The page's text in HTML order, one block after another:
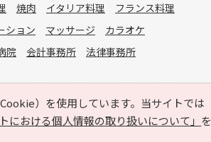
）を使用しています。当サイトでは
における個人情報の取り扱いについて」 を
焼肉 イタリア料理
フランス料理
ション マッサージ
カラオケ
院 会計事務所 法律事務所